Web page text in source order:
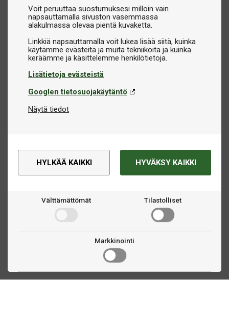
Voit peruuttaa suostumuksesi milloin vain
napsauttamalla sivuston vasemmassa
alakulmassa olevaa pientä kuvaketta.
Linkkiä napsauttamalla voit lukea lisää siitä, kuinka
käytämme evästeitä ja muita tekniikoita ja kuinka
Lisätietoja evästeistä
Googlen tietosuojakäytäntö
Näytä tiedot
HYLKÄÄ KAIKKI HYVÄKSY KAIKKI
Välttämättömät Tilastolliset
Markkinointi